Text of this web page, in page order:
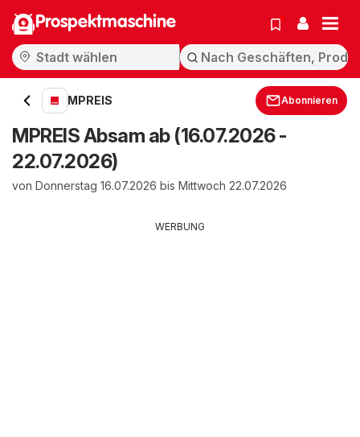
Prospektmaschine
MPREIS Abonnieren
MPREIS Absam ab (16.07.2026 -
22.07.2026)
von Donnerstag 16.07.2026 bis Mittwoch 22.07.2026
WERBUNG